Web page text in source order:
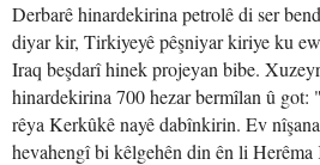
Derbarê hinardekirina petrolê di ser
diyar kir, Tirkiyeyê pêşniyar kiriye ku
Iraq beşdarî hinek projeyan bibe.
hinardekirina 700 hezar bermîlan û got:
rêya Kerkûkê nayê dabînkirin. Ev
hevahengî bi kêlgehên din ên li Herêma